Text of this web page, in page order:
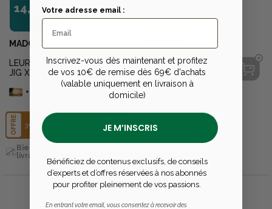
14,99€
MADCAT
LEURRE SKULL BLADE
JIG XL 55G S7/0
+
OFFRE 3+1 OFFERT
Bientôt disponible en
livraison
MONTAGE GOLF BALL
JIG SYSTEM
Votre adresse email :
Inscrivez-vous dès maintenant et profitez
de vos 10€ de remise dès 69€ d'achats
(valable uniquement en livraison à
domicile)
JE M’INSCRIS
Bénéficiez de contenus exclusifs, de conseils
d’experts et d’offres réservées à nos abonnés
pour profiter pleinement de vos passions.
En entrant votre email, vous consentez à recevoir des